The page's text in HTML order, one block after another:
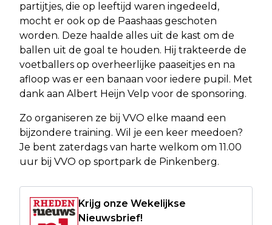
partijtjes, die op leeftijd waren ingedeeld,
mocht er ook op de Paashaas geschoten
worden. Deze haalde alles uit de kast om de
ballen uit de goal te houden. Hij trakteerde de
voetballers op overheerlijke paaseitjes en na
afloop was er een banaan voor iedere pupil. Met
dank aan Albert Heijn Velp voor de sponsoring.
Zo organiseren ze bij VVO elke maand een
bijzondere training. Wil je een keer meedoen?
Je bent zaterdags van harte welkom om 11.00
uur bij VVO op sportpark de Pinkenberg.
Krijg onze Wekelijkse
Nieuwsbrief!